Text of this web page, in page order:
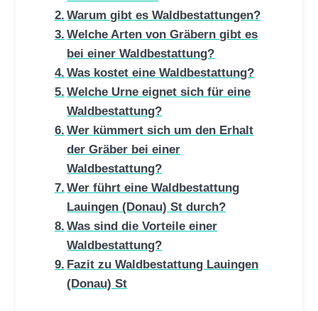
Warum gibt es Waldbestattungen?
Welche Arten von Gräbern gibt es
bei einer Waldbestattung?
Was kostet eine Waldbestattung?
Welche Urne eignet sich für eine
Waldbestattung?
Wer kümmert sich um den Erhalt
der Gräber bei einer
Waldbestattung?
Wer führt eine Waldbestattung
Lauingen (Donau) St durch?
Was sind die Vorteile einer
Waldbestattung?
Fazit zu Waldbestattung Lauingen
(Donau) St